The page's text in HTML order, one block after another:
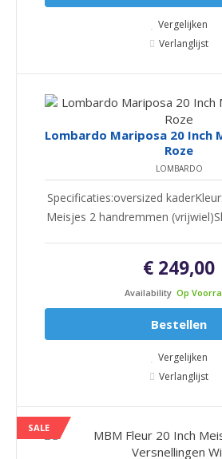
Vergelijken
Verlanglijst
Lombardo Mariposa 20 Inch
Roze
LOMBARDO
Specificaties:oversized
Meisjes 2 handremmen
€ 249,00
Availability Op
Bestellen
Vergelijken
Verlanglijst
SALE